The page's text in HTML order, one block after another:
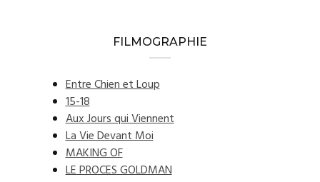
FILMOGRAPHIE
Entre Chien et Loup
15-18
Aux Jours qui Viennent
La Vie Devant Moi
MAKING OF
LE PROCES GOLDMAN